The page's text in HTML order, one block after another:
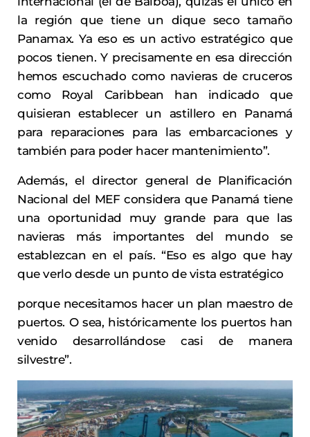
la región que tiene un dique seco tamaño
Panamax. Ya eso es un activo estratégico que
pocos tienen. Y precisamente en esa dirección
hemos escuchado como navieras de cruceros
como Royal Caribbean han indicado que
quisieran establecer un astillero en Panamá
para reparaciones para las embarcaciones y
también para poder hacer mantenimiento”.
Además, el director general de Planificación
Nacional del MEF considera que Panamá tiene
una oportunidad muy grande para que las
navieras más importantes del mundo se
establezcan en el país. “Eso es algo que hay
que verlo desde un punto de vista estratégico
porque necesitamos hacer un plan maestro de
puertos. O sea, históricamente los puertos han
venido desarrollándose casi de manera
silvestre”.